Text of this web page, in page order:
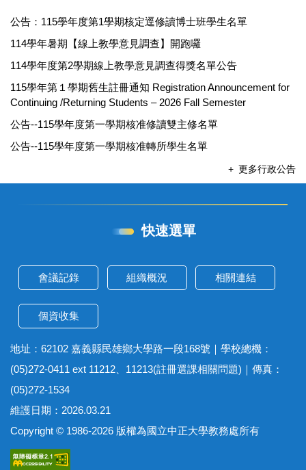
公告：115學年度第1學期核定逕修讀博士班學生名單
114學年暑期【線上教學意見調查】開跑囉
114學年度第2學期線上教學意見調查得獎名單公告
115學年第１學期舊生註冊通知 Registration Announcement for
Continuing /Returning Students – 2026 Fall Semester
公告--115學年度第一學期核准修讀雙主修名單
公告--115學年度第一學期核准轉所學生名單
更多行政公告
快速選單
會議記錄 組織概況 相關連結
個資收集
地址：62102 嘉義縣民雄鄉大學路一段168號｜學校總機：
(05)272-0411 ext 11212、11213(註冊選課相關問題)｜傳真：
(05)272-1534
維護日期：2026.03.21
Copyright © 1986-2026 版權為國立中正大學教務處所有